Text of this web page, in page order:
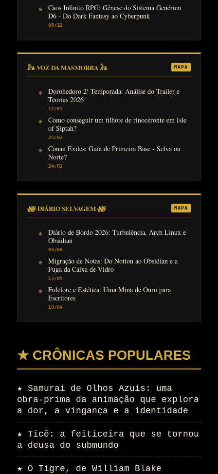
Caos Infinito RPG: Gênese do Sistema Genérico
D6 - Do Dark Fantasy ao Cyberpunk
05/12
𓃦 VOZ DA MASMORRA 𓃦 MAPA
Dorohedoro 2ª Temporada: Análise do Trailer e
Teorias 2026
17/03
Como conseguir um filhote de rinoceronte em Isle
of Siptah?
25/02
Conan Exiles: Guia de Primeira Base - Selva ou
Norte?
24/02
ᚏ DIÁRIO SELVAGEM ᚏ MAPA
Diário de Bordo 2026: Turbulência, Arch Linux e
Obsidian
04/06
Migração de Notas: Do Notion ao Obsidian e a
Fuga da Caixa de Vidro
13/05
Folclore e Estética: Uma Mina de Ouro para
Escritores
18/04
★ CRÔNICAS POPULARES
★ Samurai de Olhos Azuis: uma
obra-prima da animação que explora
a dor, a vingança e a identidade
★ Ticê: a feiticeira que se tornou
a deusa do submundo
★ O Tigre, de William Blake